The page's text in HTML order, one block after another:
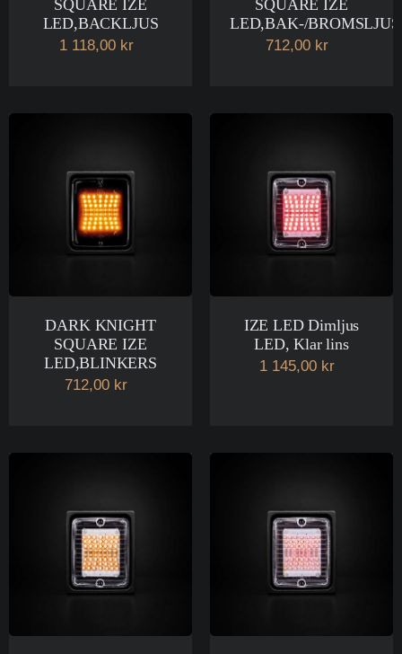
SQUARE IZE
LED,BACKLJUS
1 118,00 kr
SQUARE IZE
LED,BAK-/BROMSLJUS
712,00 kr
DARK KNIGHT
SQUARE IZE
LED,BLINKERS
712,00 kr
IZE LED Dimljus
LED, Klar lins
1 145,00 kr